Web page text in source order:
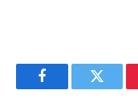
FacebookTwitter